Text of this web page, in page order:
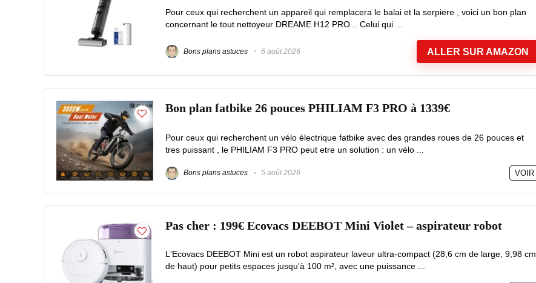
Pour ceux qui recherchent un appareil qui remplacera le balai et la serpiere , voici un bon plan
concernant le tout nettoyeur DREAME H12 PRO .. Celui qui ...
Bons plans astuces 6 août 2026 ALLER SUR AMAZON
Bon plan fatbike 26 pouces PHILIAM F3 PRO à 1339€
Pour ceux qui recherchent un vélo électrique fatbike avec des grandes roues de 26 pouces et
tres puissant , le PHILIAM F3 PRO peut etre un solution : un vélo ...
Bons plans astuces 5 août 2026 VOIR
Pas cher : 199€ Ecovacs DEEBOT Mini Violet – aspirateur robot
L'Ecovacs DEEBOT Mini est un robot aspirateur laveur ultra-compact (28,6 cm de large, 9,98 cm
de haut) pour petits espaces jusqu'à 100 m², avec une puissance ...